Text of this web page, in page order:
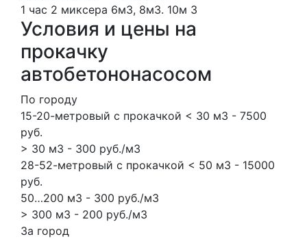
1 час 2 миксера 6м3, 8м3. 10м 3
Условия и цены на
прокачку
автобетононасосом
По городу
15-20-метровый с прокачкой < 30 м3 - 7500
руб.
> 30 м3 - 300 руб./м3
28-52-метровый с прокачкой < 50 м3 - 15000
руб.
50…200 м3 - 300 руб./м3
> 300 м3 - 200 руб./м3
За город